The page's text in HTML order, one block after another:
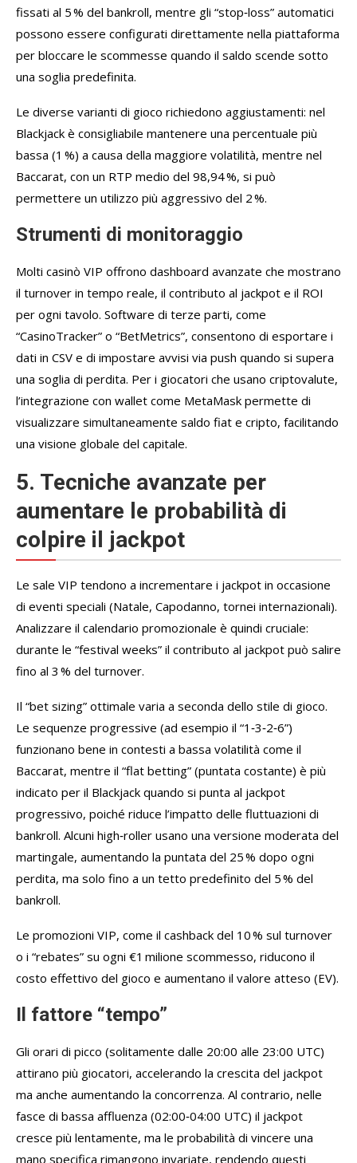
fissati al 5 % del bankroll, mentre gli “stop‑loss” automatici
possono essere configurati direttamente nella piattaforma
per bloccare le scommesse quando il saldo scende sotto
una soglia predefinita.
Le diverse varianti di gioco richiedono aggiustamenti: nel
Blackjack è consigliabile mantenere una percentuale più
bassa (1 %) a causa della maggiore volatilità, mentre nel
Baccarat, con un RTP medio del 98,94 %, si può
permettere un utilizzo più aggressivo del 2 %.
Strumenti di monitoraggio
Molti casinò VIP offrono dashboard avanzate che mostrano
il turnover in tempo reale, il contributo al jackpot e il ROI
per ogni tavolo. Software di terze parti, come
“CasinoTracker” o “BetMetrics”, consentono di esportare i
dati in CSV e di impostare avvisi via push quando si supera
una soglia di perdita. Per i giocatori che usano criptovalute,
l’integrazione con wallet come MetaMask permette di
visualizzare simultaneamente saldo fiat e cripto, facilitando
una visione globale del capitale.
5. Tecniche avanzate per
aumentare le probabilità di
colpire il jackpot
Le sale VIP tendono a incrementare i jackpot in occasione
di eventi speciali (Natale, Capodanno, tornei internazionali).
Analizzare il calendario promozionale è quindi cruciale:
durante le “festival weeks” il contributo al jackpot può salire
fino al 3 % del turnover.
Il “bet sizing” ottimale varia a seconda dello stile di gioco.
Le sequenze progressive (ad esempio il “1‑3‑2‑6”)
funzionano bene in contesti a bassa volatilità come il
Baccarat, mentre il “flat betting” (puntata costante) è più
indicato per il Blackjack quando si punta al jackpot
progressivo, poiché riduce l’impatto delle fluttuazioni di
bankroll. Alcuni high‑roller usano una versione moderata del
martingale, aumentando la puntata del 25 % dopo ogni
perdita, ma solo fino a un tetto predefinito del 5 % del
bankroll.
Le promozioni VIP, come il cashback del 10 % sul turnover
o i “rebates” su ogni €1 milione scommesso, riducono il
costo effettivo del gioco e aumentano il valore atteso (EV).
Il fattore “tempo”
Gli orari di picco (solitamente dalle 20:00 alle 23:00 UTC)
attirano più giocatori, accelerando la crescita del jackpot
ma anche aumentando la concorrenza. Al contrario, nelle
fasce di bassa affluenza (02:00‑04:00 UTC) il jackpot
cresce più lentamente, ma le probabilità di vincere una
mano specifica rimangono invariate, rendendo questi